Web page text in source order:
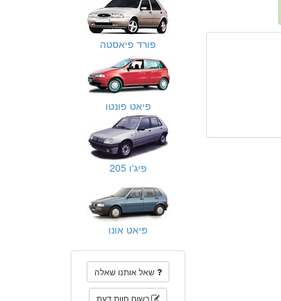
פורד פיאסטה
פיאט פונטו
פיג'ו 205
פיאט אונו
שאל אותנו שאלה
רשום חוות דעת